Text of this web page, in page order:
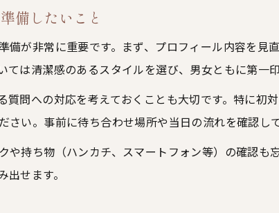
お見合い当日の流れを知り不安を解消しよう
結婚相談所で迎えるお見合い当日のスケ
お見合いマナー女性が意識したい身だし
結婚相談所お見合いの待ち合わせ時注意
会話で好印象を残すための結婚相談所ア
お見合い成功率アップのための当日準備
女性向け結婚相談所お見合いマナーの基本
備したいこと
備が非常に重要です。まず、プロフィール内容を
は清潔感のあるスタイルを選び、男女ともに第一
質問への対応を考えておくことも大切です。特に初
い。事前に待ち合わせ場所や当日の流れを確認し
や持ち物（ハンカチ、スマートフォン等）の確認
せます。